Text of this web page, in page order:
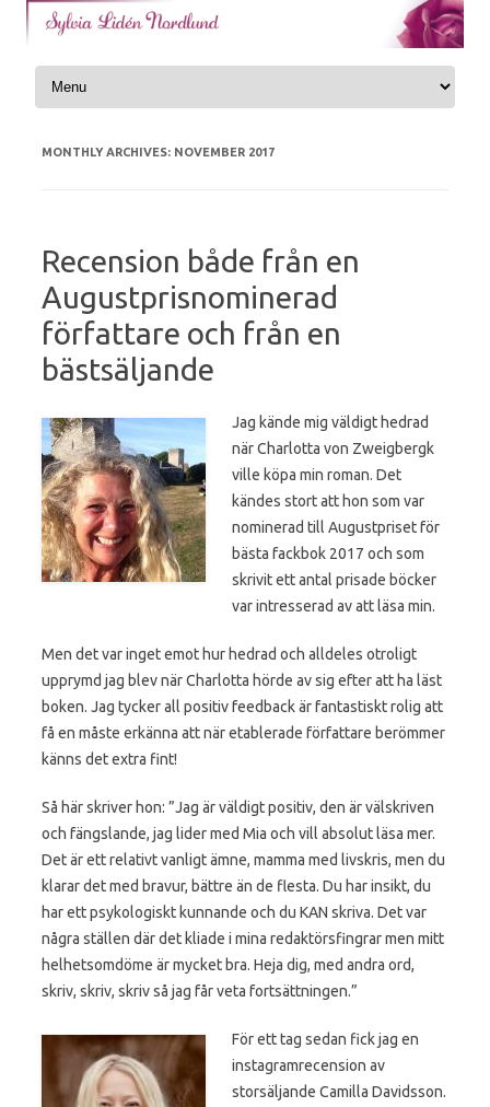
Skip to content
MONTHLY ARCHIVES: NOVEMBER 2017
Recension både från en
Augustprisnominerad
författare och från en
bästsäljande
Jag kände mig väldigt hedrad
när Charlotta von Zweigbergk
ville köpa min roman. Det
kändes stort att hon som var
nominerad till Augustpriset för
bästa fackbok 2017 och som
skrivit ett antal prisade böcker
var intresserad av att läsa min.
Men det var inget emot hur hedrad och alldeles otroligt
upprymd jag blev när Charlotta hörde av sig efter att ha läst
boken. Jag tycker all positiv feedback är fantastiskt rolig att
få en måste erkänna att när etablerade författare berömmer
känns det extra fint!
Så här skriver hon: ”Jag är väldigt positiv, den är välskriven
och fängslande, jag lider med Mia och vill absolut läsa mer.
Det är ett relativt vanligt ämne, mamma med livskris, men du
klarar det med bravur, bättre än de flesta. Du har insikt, du
har ett psykologiskt kunnande och du KAN skriva. Det var
några ställen där det kliade i mina redaktörsfingrar men mitt
helhetsomdöme är mycket bra. Heja dig, med andra ord,
skriv, skriv, skriv så jag får veta fortsättningen.”
För ett tag sedan fick jag en
instagramrecension av
storsäljande Camilla Davidsson.